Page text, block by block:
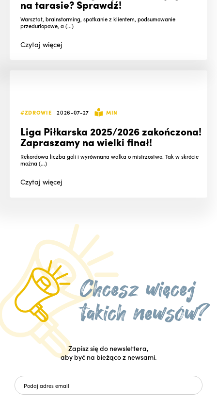
na tarasie? Sprawdź!
Warsztat, brainstorming, spotkanie z klientem, podsumowanie
przedurlopowe, a (...)
Czytajwięcej
#ZDROWIE 2026-07-27 MIN
Liga Piłkarska 2025/2026 zakończona!
Zapraszamy na wielki finał!
Rekordowa liczba goli i wyrównana walka o mistrzostwo. Tak w skrócie
można (...)
Czytajwięcej
Zapisz się do newslettera,
aby być na bieżąco z newsami.